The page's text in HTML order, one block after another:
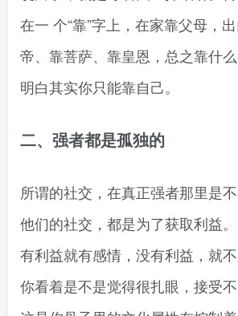
在一 个“靠”字上，在家靠父母，
帝、靠菩萨、靠皇恩，总之靠什
明白其实你只能靠自己。
二、强者都是孤独的
所谓的社交，在真正强者那里是
他们的社交，都是为了获取利益。
有利益就有感情，没有利益，就
你看着是不是觉得很扎眼，接受